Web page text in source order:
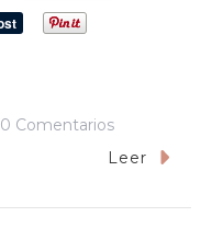
0 ComentariosEn
«‘Mijito’,
Leer